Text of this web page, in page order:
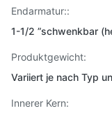
Endarmatur::
1-1/2 ”schwenkbar
Produktgewicht:
Variiert je nach Typ
Innerer Kern: